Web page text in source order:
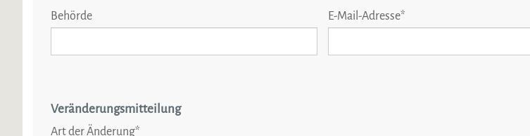
Behörde E-Mail-Adresse*
Veränderungsmitteilung
Art der Änderung*